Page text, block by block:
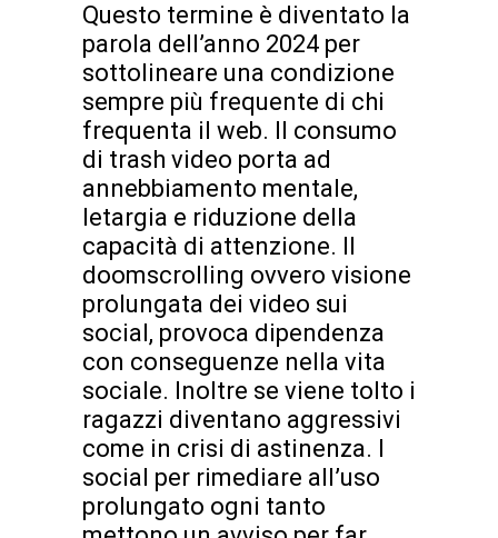
Questo termine è diventato la
parola dell’anno 2024 per
sottolineare una condizione
sempre più frequente di chi
frequenta il web. Il consumo
di trash video porta ad
annebbiamento mentale,
letargia e riduzione della
capacità di attenzione. Il
doomscrolling ovvero visione
prolungata dei video sui
social, provoca dipendenza
con conseguenze nella vita
sociale. Inoltre se viene tolto i
ragazzi diventano aggressivi
come in crisi di astinenza. I
social per rimediare all’uso
prolungato ogni tanto